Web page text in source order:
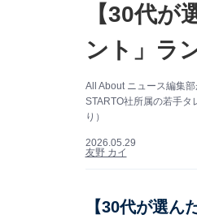
【30代
ント」ラ
All About ニュース編集
STARTO社所属の若手
り）
2026.05.29
友野 カイ
【30代が選